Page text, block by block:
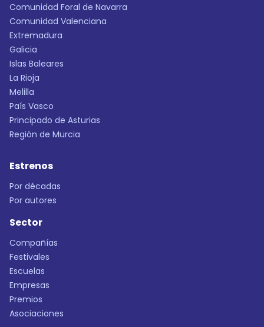
Comunidad Foral de Navarra
Comunidad Valenciana
Extremadura
Galicia
Islas Baleares
La Rioja
Melilla
País Vasco
Principado de Asturias
Región de Murcia
Estrenos
Por décadas
Por autores
Sector
Compañías
Festivales
Escuelas
Empresas
Premios
Asociaciones